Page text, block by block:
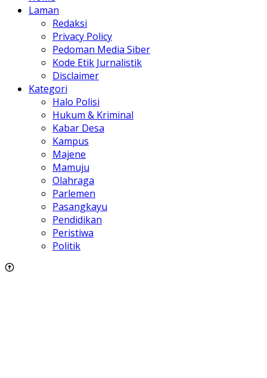
Laman
Redaksi
Privacy Policy
Pedoman Media Siber
Kode Etik Jurnalistik
Disclaimer
Kategori
Halo Polisi
Hukum & Kriminal
Kabar Desa
Kampus
Majene
Mamuju
Olahraga
Parlemen
Pasangkayu
Pendidikan
Peristiwa
Politik